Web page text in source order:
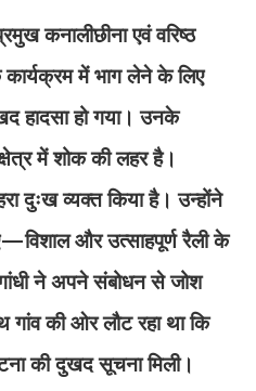
कनालीछीना एवं वरिष्ठ
में भाग लेने के लिए
हादसा हो गया। उनके
में शोक की लहर है।
दुःख व्यक्त किया है। उन्होंने
और उत्साहपूर्ण रैली के
ने अपने संबोधन से जोश
गांव की ओर लौट रहा था कि
की दुखद सूचना मिली।